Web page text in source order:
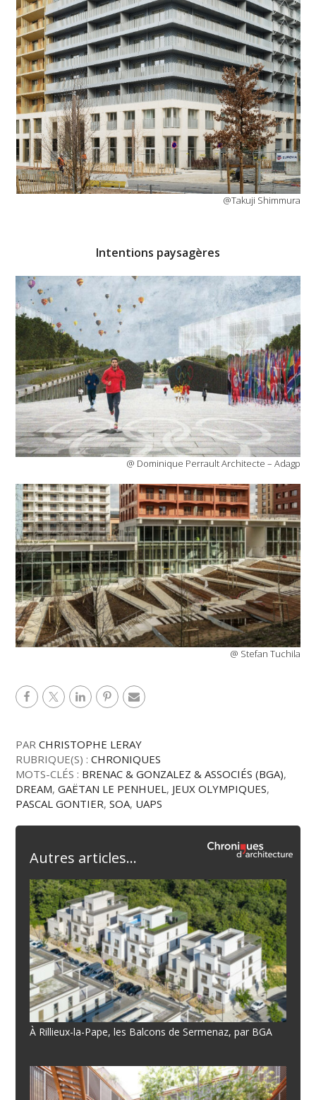
@Takuji Shimmura
Intentions paysagères
@ Dominique Perrault Architecte – Adagp
@ Stefan Tuchila
PARCHRISTOPHE LERAY
RUBRIQUE(S) :CHRONIQUES
MOTS-CLÉS : BRENAC & GONZALEZ & ASSOCIÉS (BGA),
DREAM,GAËTAN LE PENHUEL, JEUX OLYMPIQUES,
PASCAL GONTIER,SOA, UAPS
Autres articles...
À Rillieux-la-Pape, les Balcons de Sermenaz, par BGA